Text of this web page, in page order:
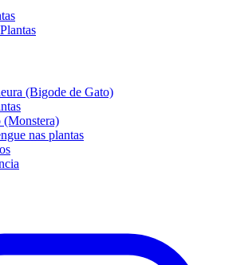
(Bigode de Gato)
(Monstera)
nas plantas